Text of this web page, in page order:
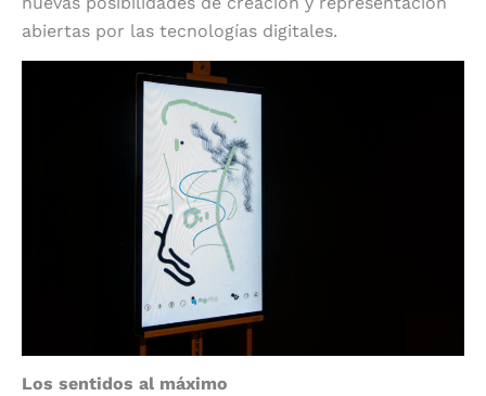
abiertas por las tecnologías digitales.
Los sentidos al máximo